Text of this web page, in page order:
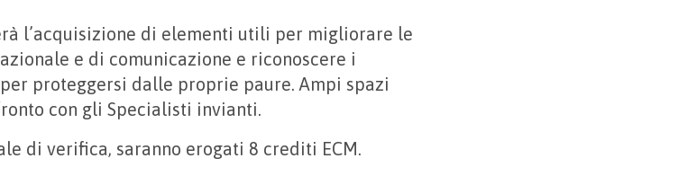
l’acquisizione di elementi utili per migliorare le
e di comunicazione e riconoscere i
proteggersi dalle proprie paure. Ampi spazi
con gli Specialisti invianti.
di verifica, saranno erogati 8 crediti ECM.